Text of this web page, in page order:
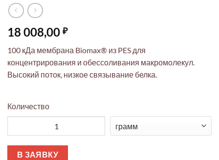
18 008,00 ₽
100 кДа мембрана Biomax® из PES для
концентрирования и обессоливания макромолекул.
Высокий поток, низкое связывание белка.
Количество
В ЗАЯВКУ